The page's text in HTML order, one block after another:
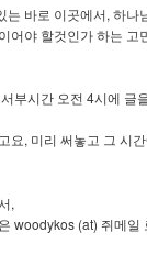
는 바로 이곳에서, 하나
어야 할것인가 하는 고
부시간 오전 4시에 글
요, 미리 써놓고 그 시
,
woodykos (at) 쥐메일